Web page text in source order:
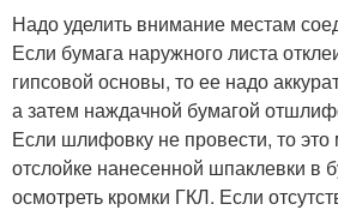
Надо уделить внимание местам
Если бумага наружного листа
гипсовой основы, то ее надо
а затем наждачной бумагой
Если шлифовку не провести, то это
отслойке нанесенной шпаклевки в
осмотреть кромки ГКЛ. Если